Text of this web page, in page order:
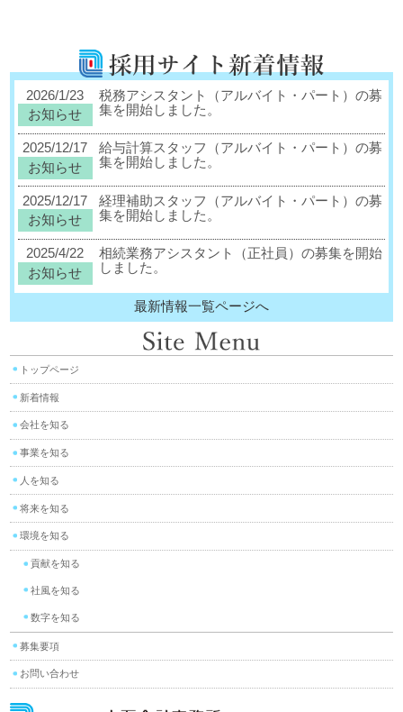
2026/1/23
お知らせ
税務アシスタント（アルバイト・パート）の募
集を開始しました。
2025/12/17
お知らせ
給与計算スタッフ（アルバイト・パート）の募
集を開始しました。
2025/12/17
お知らせ
経理補助スタッフ（アルバイト・パート）の募
集を開始しました。
2025/4/22
お知らせ
相続業務アシスタント（正社員）の募集を開始
しました。
最新情報一覧ページへ
トップページ
新着情報
会社を知る
事業を知る
人を知る
将来を知る
環境を知る
貢献を知る
社風を知る
数字を知る
募集要項
お問い合わせ